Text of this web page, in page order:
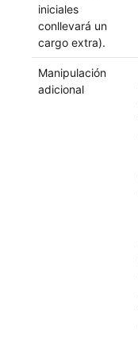
iniciales
conllevará un
cargo extra).
Manipulación
adicional